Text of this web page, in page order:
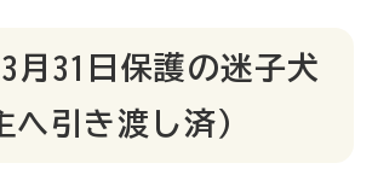
月31日保護の迷子犬
へ引き渡し済）